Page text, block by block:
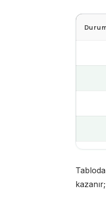
kazanır;